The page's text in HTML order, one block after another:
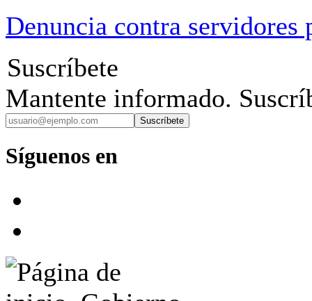
Denuncia contra servidores
Suscríbete
Mantente informado.
Suscríbete
Síguenos en